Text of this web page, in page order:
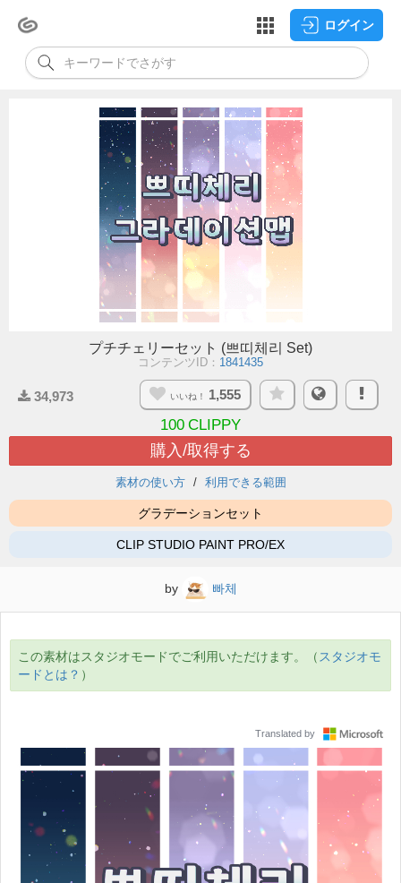
ログイン
プチチェリーセット (쁘띠체리 Set)
コンテンツID： 1841435
34,973 いいね！ 1,555
100 CLIPPY
購入/取得する
素材の使い方 利用できる範囲
グラデーションセット
CLIP STUDIO PAINT PRO/EX
by 빠체
この素材はスタジオモードでご利用いただけます。（ スタジオモ
ードとは？ ）
Translated by